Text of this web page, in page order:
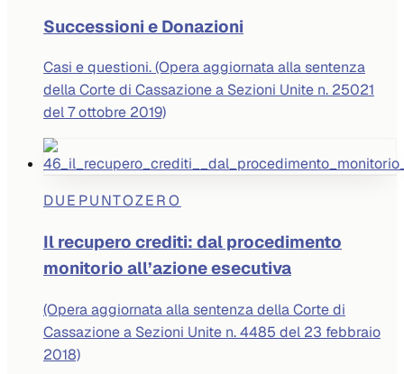
Successioni e Donazioni
Casi e questioni. (Opera aggiornata alla sentenza
della Corte di Cassazione a Sezioni Unite n. 25021
del 7 ottobre 2019)
DUEPUNTOZERO
Il recupero crediti: dal procedimento
monitorio all’azione esecutiva
(Opera aggiornata alla sentenza della Corte di
Cassazione a Sezioni Unite n. 4485 del 23 febbraio
2018)